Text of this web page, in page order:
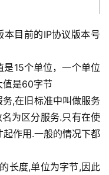
是15个单位，一个单位
值是60字节
,在旧标准中叫做服务
为区分服务.只有在使
作用.一般的情况下都
长度,单位为字节,因此